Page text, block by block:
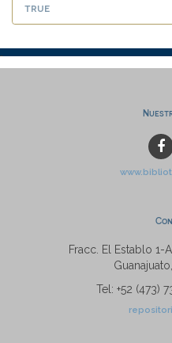
true
Fracc. El Establo 1-
Tel: +52 (473)